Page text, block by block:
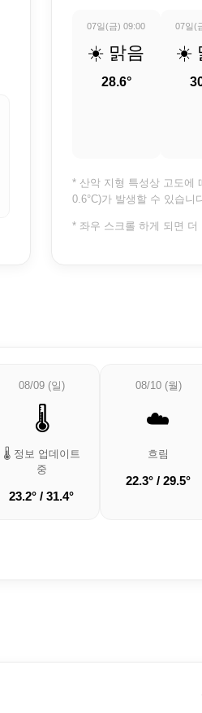
07일(금) 09:00
☀️ 맑음
28.6°
07일(
☀️
* 산악 지형 특성상 고도에
0.6°C)가 발생할 수 있습니
* 좌우 스크롤 하게 되면 더
08/09 (일)
🌡️
🌡️ 정보 업데이트
중
23.2° / 31.4°
08/10 (월)
☁️
흐림
22.3° / 29.5°